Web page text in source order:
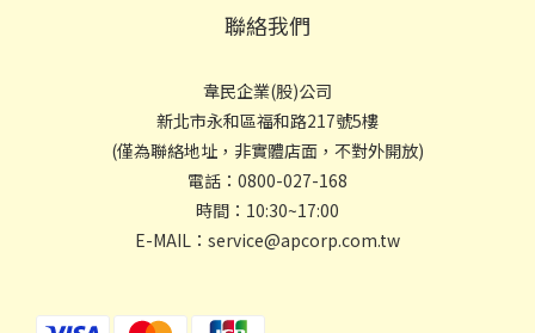
聯絡我們
韋民企業(股)公司
新北市永和區福和路217號5樓
(僅為聯絡地址，非實體店面，不對外開放)
電話：0800-027-168
時間：10:30~17:00
E-MAIL：service@apcorp.com.tw